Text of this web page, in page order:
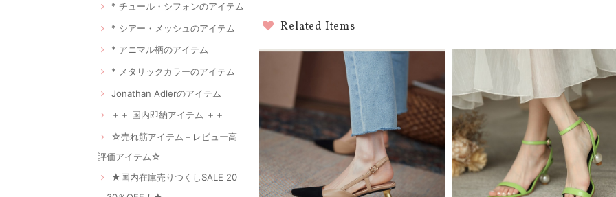
* チュール・シフォンのアイテム
* シアー・メッシュのアイテム
* アニマル柄のアイテム
* メタリックカラーのアイテム
Jonathan Adlerのアイテム
＋＋ 国内即納アイテム ＋＋
☆売れ筋アイテム＋レビュー高
評価アイテム☆
★国内在庫売りつくしSALE 20
Related Items